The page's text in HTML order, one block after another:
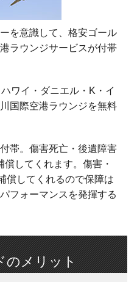
を意識して、格安ゴール
ラウンジサービスが付帯
ワイ・ダニエル・K・イ
国際空港ラウンジを無料
帯。傷害死亡・後遺障害
してくれます。傷害・
償してくれるので保障は
フォーマンスを発揮する
のメリット